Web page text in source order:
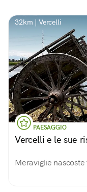
32km | Vercelli
PAESAGGIO
Vercelli e le sue
Meraviglie